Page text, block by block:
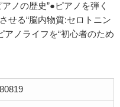
ノの歴史”●ピアノを弾く
せる“脳内物質:セロトニン
ノライフを“初心者のため